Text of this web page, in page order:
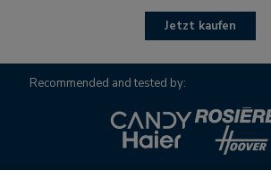
Jetzt kaufen
Recommended and tested by: